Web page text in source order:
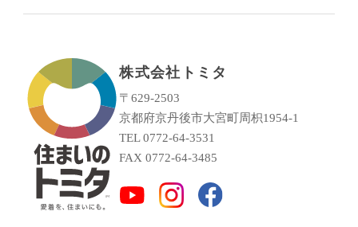
株式会社トミタ
〒629-2503
京都府京丹後市大宮町周枳1954-1
TEL 0772-64-3531
FAX 0772-64-3485